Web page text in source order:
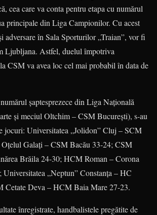
cea care va conta pentru etapa cu numărul
principale din Liga Campionilor. Cu acest
adversare în Sala Sporturilor„Traian”, vor fi
Ljubljana. Astfel, duelul împotriva
CSM va avea loc cel mai probabil în data de
şaptesprezece din Liga Naţională
şi meciul Oltchim – CSM Bucureşti), s-au
jocuri: Universitatea „Jolidon” Cluj – SCM
Galaţi – CSM Bacău 33-24; CSM
Brăila 24-30; HCM Roman – Corona
Universitatea „Neptun” Constanţa – HC
Cetate Deva – HCM Baia Mare 27-23.
înregistrate, handbalistele pregătite de